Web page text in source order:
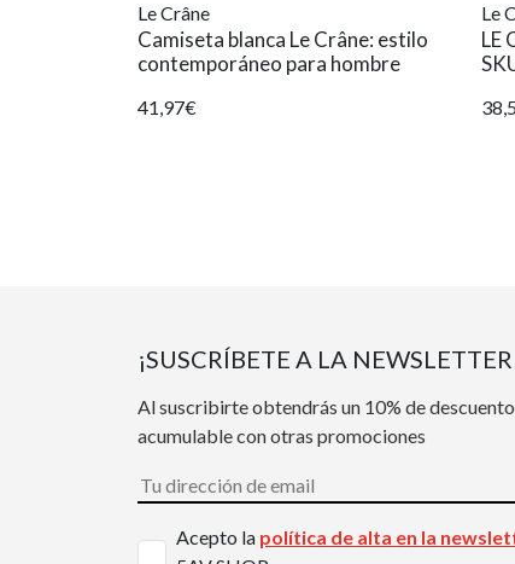
Le Crâne
Camiseta blanca Le Crâne: estilo
contemporáneo para hombre
41,97€
Le
LE
¡SUSCRÍBETE A LA
Al suscribirte obtendrás un 10% de
acumulable con otras promociones
Acepto la política de alta en la